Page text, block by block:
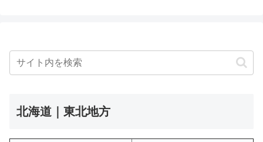
北海道｜東北地方